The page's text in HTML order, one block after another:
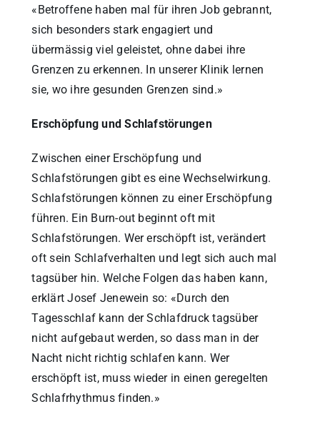
«Betroffene haben mal für ihren Job gebrannt,
sich besonders stark engagiert und
übermässig viel geleistet, ohne dabei ihre
Grenzen zu erkennen. In unserer Klinik lernen
sie, wo ihre gesunden Grenzen sind.»
Erschöpfung und Schlafstörungen
Zwischen einer Erschöpfung und
Schlafstörungen gibt es eine Wechselwirkung.
Schlafstörungen können zu einer Erschöpfung
führen. Ein Burn-out beginnt oft mit
Schlafstörungen. Wer erschöpft ist, verändert
oft sein Schlafverhalten und legt sich auch mal
tagsüber hin. Welche Folgen das haben kann,
erklärt Josef Jenewein so: «Durch den
Tagesschlaf kann der Schlafdruck tagsüber
nicht aufgebaut werden, so dass man in der
Nacht nicht richtig schlafen kann. Wer
erschöpft ist, muss wieder in einen geregelten
Schlafrhythmus finden.»